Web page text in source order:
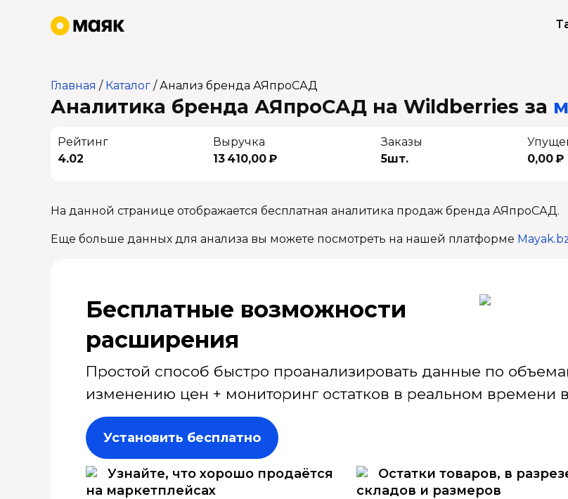
Главная / Каталог /Анализ бренда АЯпроСАД
Аналитика бренда АЯпроСАД на Wildberries за
Рейтинг
4.02
Выручка
13 410,00 ₽
Заказы
5шт.
0,00 ₽
На данной странице отображается бесплатная аналитика продаж бренда АЯпроСАД.
Еще больше данных для анализа вы можете посмотреть на нашей платформе
Бесплатные возмож­ности
расширения
Простой способ быстро проанализировать данные по
изменению цен + мониторинг остатков в реальном времени
Установить бесплатно
Узнайте, что хорошо продаётся
на маркетплейсах
Остатки товаров, в
складов и размеров